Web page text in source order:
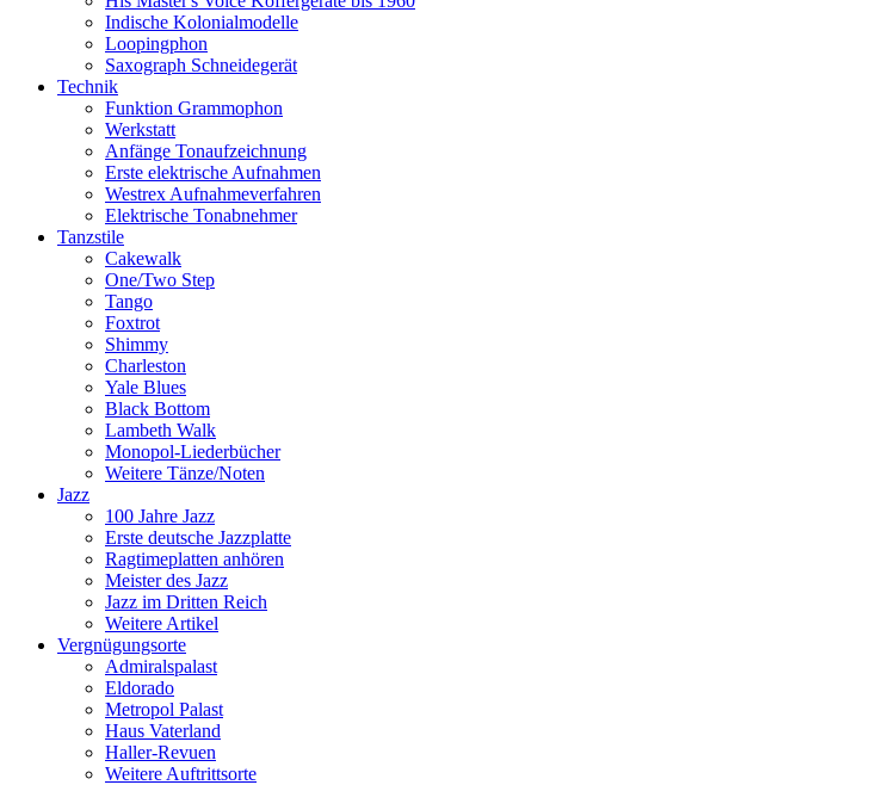
Indische Kolonialmodelle
Loopingphon
Saxograph Schneidegerät
Technik
Funktion Grammophon
Werkstatt
Anfänge Tonaufzeichnung
Erste elektrische Aufnahmen
Westrex Aufnahmeverfahren
Elektrische Tonabnehmer
Tanzstile
Cakewalk
One/Two Step
Tango
Foxtrot
Shimmy
Charleston
Yale Blues
Black Bottom
Lambeth Walk
Monopol-Liederbücher
Weitere Tänze/Noten
Jazz
100 Jahre Jazz
Erste deutsche Jazzplatte
Ragtimeplatten anhören
Meister des Jazz
Jazz im Dritten Reich
Weitere Artikel
Vergnügungsorte
Admiralspalast
Eldorado
Metropol Palast
Haus Vaterland
Haller-Revuen
Weitere Auftrittsorte